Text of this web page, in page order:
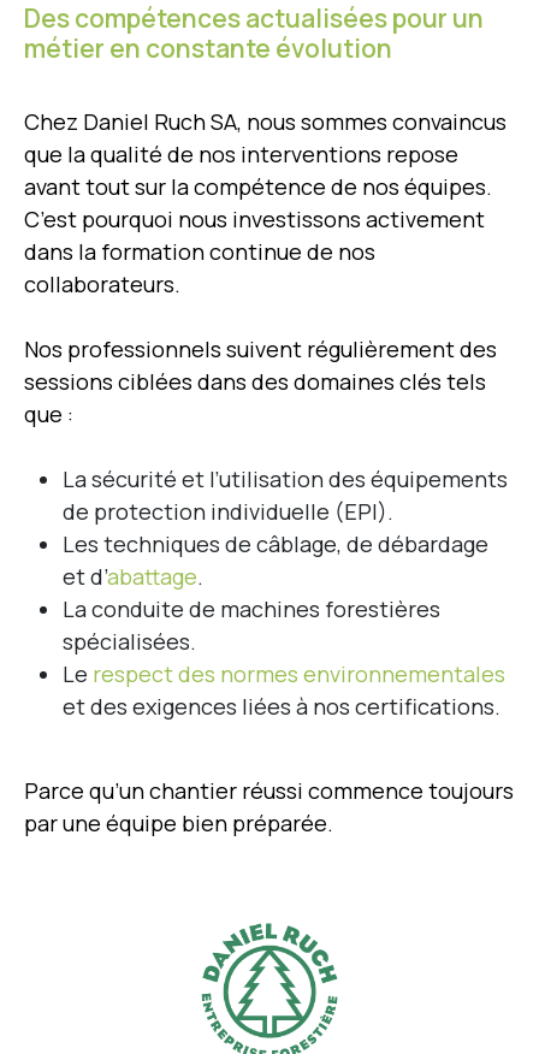
Des compétences actualisées pour un
métier en constante évolution
Chez Daniel Ruch SA, nous sommes convaincus
que la qualité de nos interventions repose
avant tout sur la compétence de nos équipes.
C’est pourquoi nous investissons activement
dans la formation continue de nos
collaborateurs.
Nos professionnels suivent régulièrement des
sessions ciblées dans des domaines clés tels
que :
La sécurité et l’utilisation des équipements
de protection individuelle (EPI).
Les techniques de câblage, de débardage
et d’abattage.
La conduite de machines forestières
spécialisées.
Le respect des normes environnementales
et des exigences liées à nos certifications.
Parce qu’un chantier réussi commence toujours
par une équipe bien préparée.